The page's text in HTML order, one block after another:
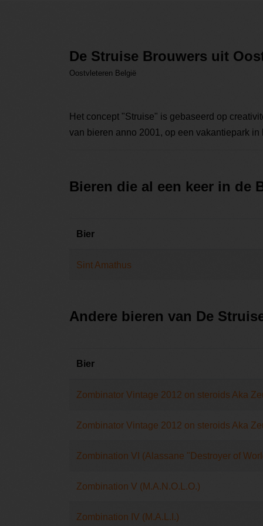
De Struise Brouwers uit
Oostvleteren België
Het concept "Struise" is gebaseerd op
van bieren anno 2001, op een vakantiepark
Bieren die al een keer in de
Bier
Sint Amathus
Andere bieren van De
Bier
Zombinator Vintage 2012 on steroids Aka
Zombinator Vintage 2012 on steroids Aka
Zombination VI (Alassane "Destroyer of
Zombination V (M.A.N.O.L.O.)
Zombination IV (M.A.L.I.)